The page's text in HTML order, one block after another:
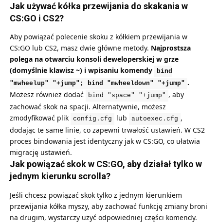
Jak używać kółka przewijania do skakania w
CS:GO i CS2?
Aby powiązać polecenie skoku z kółkiem przewijania w
CS:GO lub CS2, masz dwie główne metody. Najprostsza
polega na otwarciu konsoli deweloperskiej w grze
(domyślnie klawisz ~) i wpisaniu komendy
bind
"mwheelup" "+jump"; bind "mwheeldown" "+jump" .
Możesz również dodać
bind "space" "+jump" , aby
zachować skok na spacji. Alternatywnie, możesz
zmodyfikować plik
config.cfg lub autoexec.cfg ,
dodając te same linie, co zapewni trwałość ustawień. W CS2
proces bindowania jest identyczny jak w CS:GO, co ułatwia
migrację ustawień.
Jak powiązać skok w CS:GO, aby działał tylko w
jednym kierunku scrolla?
Jeśli chcesz powiązać skok tylko z jednym kierunkiem
przewijania kółka myszy, aby zachować funkcję zmiany broni
na drugim, wystarczy użyć odpowiedniej części komendy.